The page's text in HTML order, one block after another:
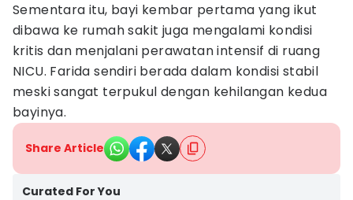
Sementara itu, bayi kembar pertama yang ikut
dibawa ke rumah sakit juga mengalami kondisi
kritis dan menjalani perawatan intensif di ruang
NICU. Farida sendiri berada dalam kondisi stabil
meski sangat terpukul dengan kehilangan kedua
bayinya.
Share Article
Curated For You